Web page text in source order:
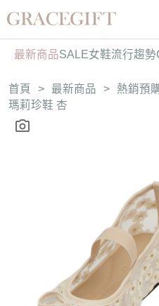
最新商品SALE女鞋流行趨勢
首頁 > 最新商品 > 熱銷預
瑪莉珍鞋 杏